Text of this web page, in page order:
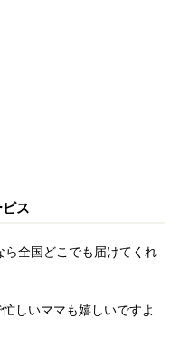
ス
全国どこでも届けてくれ
しいママも嬉しいですよ